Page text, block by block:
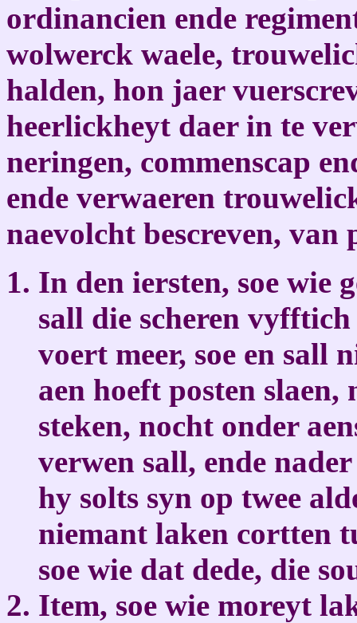
ordinancien ende
wolwerck waele,
halden, hon jaer
heerlickheyt daer in te
neringen, commenscap
ende verwaeren
naevolcht bescreven, van
In den iersten, soe wie
sall die scheren
voert meer, soe en sall
aen hoeft posten slaen,
steken, nocht onder
verwen sall, ende
hy solts syn op twee
niemant laken cortten
soe wie dat dede, die
Item, soe wie moreyt